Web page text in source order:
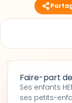
Faire-part
Ses enfants
ses petits-